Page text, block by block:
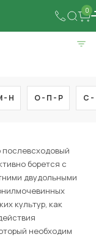
0
- Н О - П - Р С -
послевсходовый
борется с
двудольными
культур, как
необходим